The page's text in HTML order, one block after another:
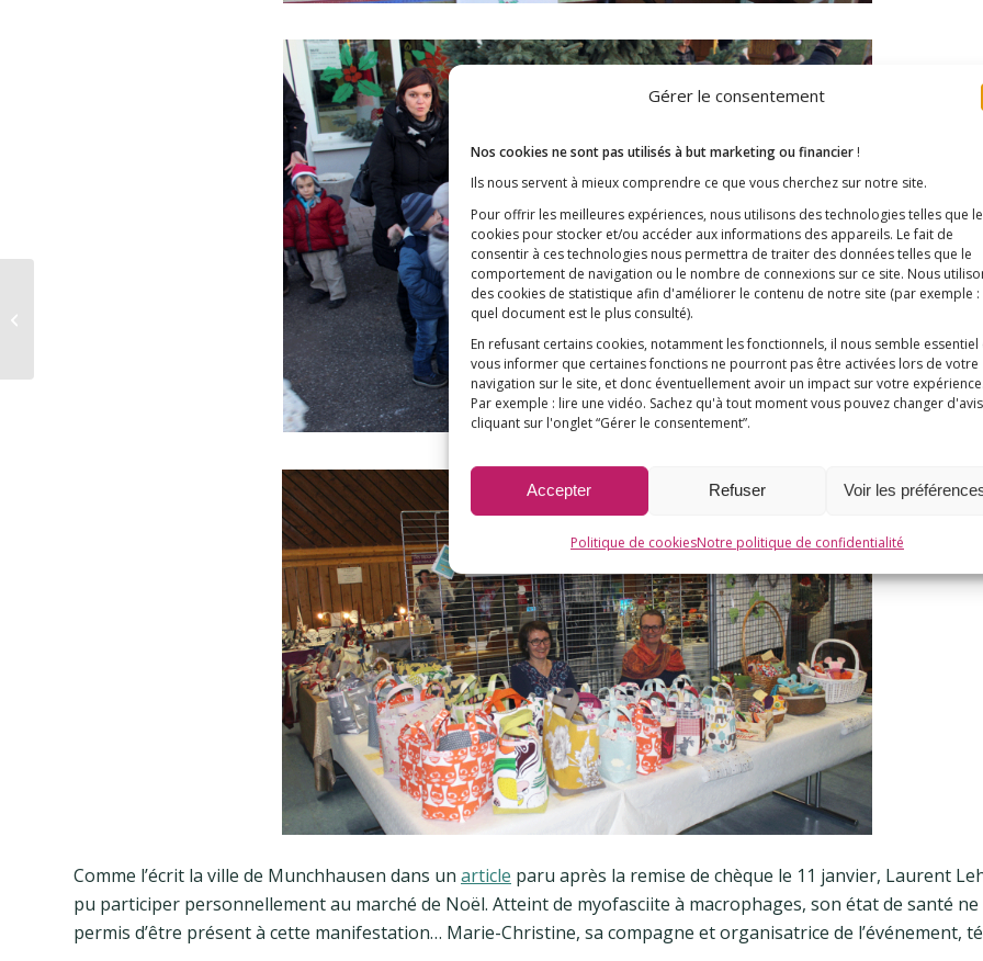
Gérer le consentement
Nos cookies ne sont pas utilisés à but marketing ou financier !
Ils nous servent à mieux comprendre ce que vous cherchez sur notre site.
Pour offrir les meilleures expériences, nous utilisons des technologies telles que
cookies pour stocker et/ou accéder aux informations des appareils. Le fait de
consentir à ces technologies nous permettra de traiter des données telles que le
comportement de navigation ou le nombre de connexions sur ce site. Nous
des cookies de statistique afin d'améliorer le contenu de notre site (par exemple :
quel document est le plus consulté).
En refusant certains cookies, notamment les fonctionnels, il nous semble essentiel
vous informer que certaines fonctions ne pourront pas être activées lors de votre
navigation sur le site, et donc éventuellement avoir un impact sur votre expérience.
Par exemple : lire une vidéo. Sachez qu'à tout moment vous pouvez changer
cliquant sur l'onglet “Gérer le consentement”.
Accepter Refuser Voir les
Politique de cookiesNotre politique de confidentialité
Comme l’écrit la ville de Munchhausen dans un article paru après la remise de chèque le 11 janvier, Laurent
pu participer personnellement au marché de Noël. Atteint de myofasciite à macrophages, son état de santé ne
permis d’être présent à cette manifestation… Marie-Christine, sa compagne et organisatrice de l’événement,